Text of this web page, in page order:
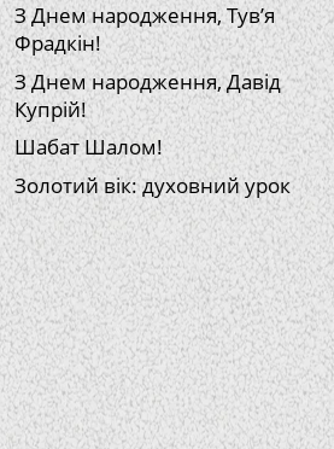
З Днем народження, Тув’я
Фрадкін!
З Днем народження, Давід
Купрій!
Шабат Шалом!
Золотий вік: духовний урок